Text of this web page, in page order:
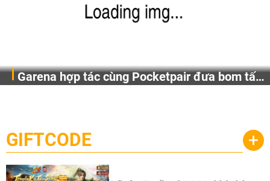
Garena hợp tác cùng Pocketpair đưa bom tấn
cầu, theo giấy phép chính thức từ công ty game Nhật Bản
Pocketpair, Inc.
GIFTCODE +